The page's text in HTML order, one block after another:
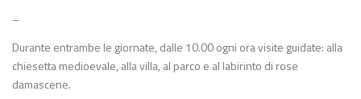
–
Durante entrambe le giornate, dalle 10.00 ogni ora visite guidate: alla
chiesetta medioevale, alla villa, al parco e al labirinto di rose
damascene.